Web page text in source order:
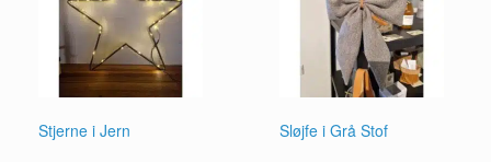
Stjerne i Jern Sløjfe i Grå Stof